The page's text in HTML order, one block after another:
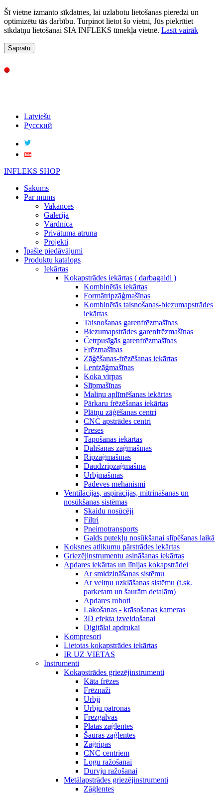
Šī vietne izmanto sīkdatnes, lai uzlabotu lietošanas pieredzi un
optimizētu tās darbību. Turpinot lietot šo vietni, Jūs piekrītiet
sīkdatņu lietošanai SIA INFLEKS tīmekļa vietnē. Lasīt vairāk
Sapratu
Latviešu
Русский
INFLEKS SHOP
Sākums
Par mums
Vakances
Galerija
Vārdnīca
Privātuma atruna
Projekti
Īpašie piedāvājumi
Produktu katalogs
Iekārtas
Kokapstrādes iekārtas ( darbagaldi )
Kombinētās iekārtas
Formātripzāģmašīnas
Kombinētās taisnošanas-biezumapstrādes
iekārtas
Taisnošanas garenfrēzmašīnas
Biezumapstrādes garenfrēzmašīnas
Četrpusīgās garenfrēzmašīnas
Frēzmašīnas
Zāģēšanas-frēzēšanas iekārtas
Lentzāģmašīnas
Koka virpas
Slīpmašīnas
Maliņu aplīmēšanas iekārtas
Pārkaru frēzēšanas iekārtas
Plātņu zāģēšanas centri
CNC apstrādes centri
Preses
Tapošanas iekārtas
Dalīšanas zāģmašīnas
Ripzāģmašīnas
Daudzripzāģmašīna
Urbjmašīnas
Padeves mehānismi
Ventilācijas, aspirācijas, mitrināšanas un
nosūkšanas sistēmas
Skaidu nosūcēji
Filtri
Pneimotransports
Galds putekļu nosūkšanai slīpēšanas laikā
Koksnes atlikumu pārstrādes iekārtas
Griezējinstrumentu asināšanas iekārtas
Apdares iekārtas un līnijas kokapstrādei
Ar smidzināšanas sistēmu
Ar veltņu uzklāšanas sistēmu (t.sk.
parketam un šaurām detaļām)
Apdares roboti
Lakošanas - krāsošanas kameras
3D efekta izveidošanai
Digitālai apdrukai
Kompresori
Lietotas kokapstrādes iekārtas
IR UZ VIETAS
Instrumenti
Kokapstrādes griezējinstrumenti
Kāta frēzes
Frēznaži
Urbji
Urbju patronas
Frēzgalvas
Platās zāģlentes
Šaurās zāģlentes
Zāģripas
CNC centriem
Logu ražošanai
Durvju ražošanai
Metālapstrādes griezējinstrumenti
Zāģlentes